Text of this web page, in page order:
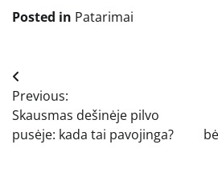
Posted in Patarimai
Navigacija
tarp
įrašų
Previous:
Skausmas dešinėje pilvo
pusėje: kada tai pavojinga?